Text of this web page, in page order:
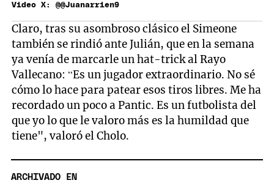
Video X: @@Juanarrien9
Claro, tras su asombroso clásico el Simeone
también se rindió ante Julián, que en la semana
ya venía de marcarle un hat-trick al Rayo
Vallecano: “Es un jugador extraordinario. No sé
cómo lo hace para patear esos tiros libres. Me ha
recordado un poco a Pantic. Es un futbolista del
que yo lo que le valoro más es la humildad que
tiene", valoró el Cholo.
ARCHIVADO EN